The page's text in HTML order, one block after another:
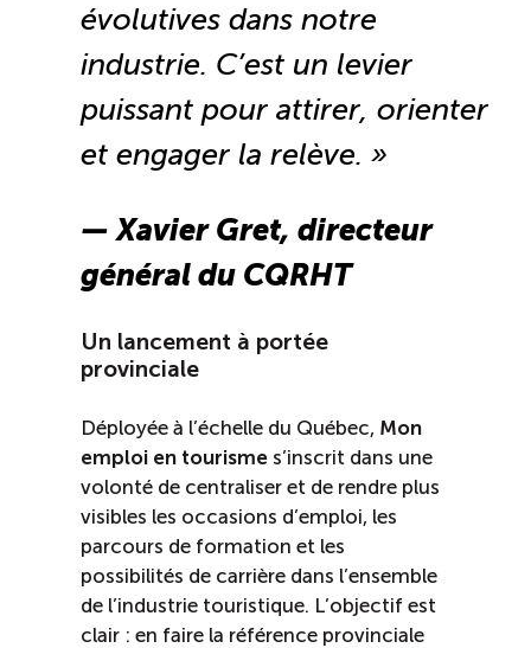
évolutives dans notre
industrie. C’est un levier
puissant pour attirer, orienter
et engager la relève. »
— Xavier Gret, directeur
général du CQRHT
Un lancement à portée
provinciale
Déployée à l’échelle du Québec, Mon
emploi en tourisme s’inscrit dans une
volonté de centraliser et de rendre plus
visibles les occasions d’emploi, les
parcours de formation et les
possibilités de carrière dans l’ensemble
de l’industrie touristique. L’objectif est
clair : en faire la référence provinciale